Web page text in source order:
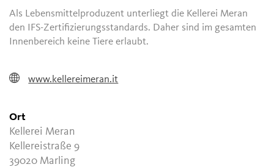
Als Lebensmittelproduzent unterliegt die Kellerei Meran
den IFS-Zertifizierungsstandards. Daher sind im gesamten
Innenbereich keine Tiere erlaubt.
www.kellereimeran.it
Ort
Kellerei Meran
Kellereistraße 9
39020 Marling